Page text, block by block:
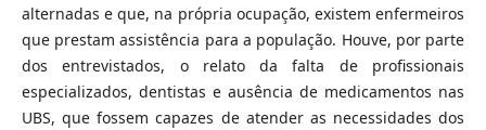
alternadas e que, na própria ocupação, existem enfermeiros
que prestam assistência para a população. Houve, por parte
dos entrevistados, o relato da falta de profissionais
especializados, dentistas e ausência de medicamentos nas
UBS, que fossem capazes de atender as necessidades dos